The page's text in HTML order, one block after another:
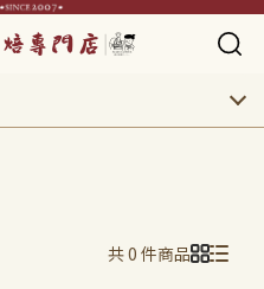
共 0 件商品